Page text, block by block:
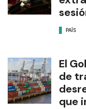
PAÍS
El
de
que